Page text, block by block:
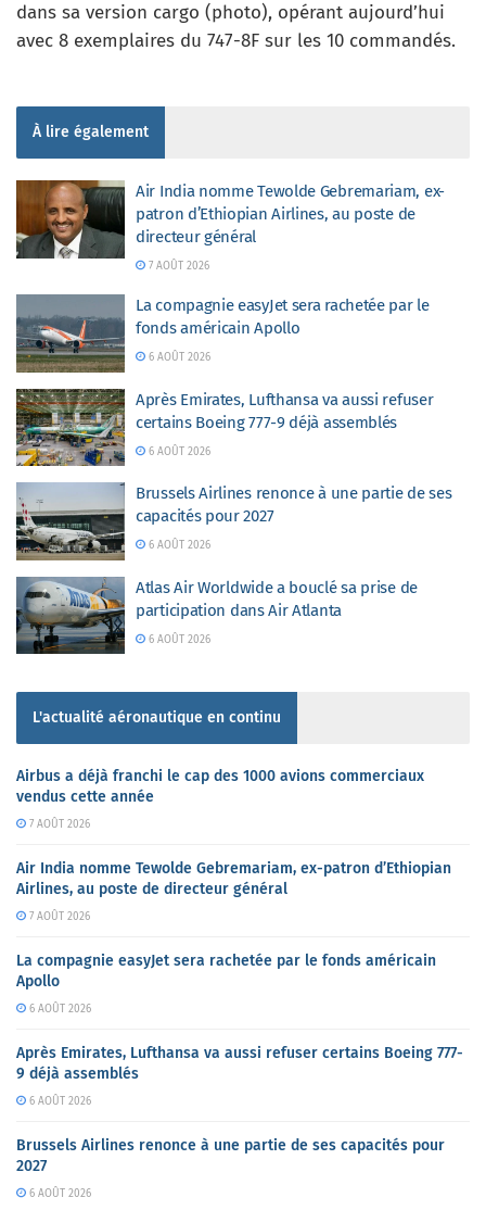
dans sa version cargo (photo), opérant aujourd’hui
avec 8 exemplaires du 747-8F sur les 10 commandés.
À lire également
Air India nomme Tewolde Gebremariam, ex-
patron d’Ethiopian Airlines, au poste de
directeur général
7 AOÛT 2026
La compagnie easyJet sera rachetée par le
fonds américain Apollo
6 AOÛT 2026
Après Emirates, Lufthansa va aussi refuser
certains Boeing 777-9 déjà assemblés
6 AOÛT 2026
Brussels Airlines renonce à une partie de ses
capacités pour 2027
6 AOÛT 2026
Atlas Air Worldwide a bouclé sa prise de
participation dans Air Atlanta
6 AOÛT 2026
L'actualité aéronautique en continu
Airbus a déjà franchi le cap des 1000 avions commerciaux
vendus cette année
7 AOÛT 2026
Air India nomme Tewolde Gebremariam, ex-patron d’Ethiopian
Airlines, au poste de directeur général
7 AOÛT 2026
La compagnie easyJet sera rachetée par le fonds américain
Apollo
6 AOÛT 2026
Après Emirates, Lufthansa va aussi refuser certains Boeing 777-
9 déjà assemblés
6 AOÛT 2026
Brussels Airlines renonce à une partie de ses capacités pour
2027
6 AOÛT 2026